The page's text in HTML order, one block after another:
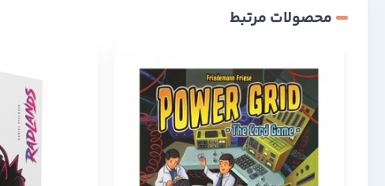
محصولات مرتبط